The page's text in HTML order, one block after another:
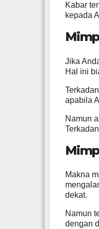
Kabar
kepada
Jika
Hal ini
apabila
Namun
Makna
dekat.
Namun
dengan